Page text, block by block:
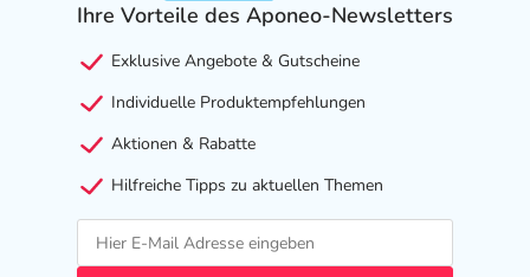
Ihre Vorteile des Aponeo-Newsletters
Exklusive Angebote & Gutscheine
Individuelle Produktempfehlungen
Aktionen & Rabatte
Hilfreiche Tipps zu aktuellen Themen